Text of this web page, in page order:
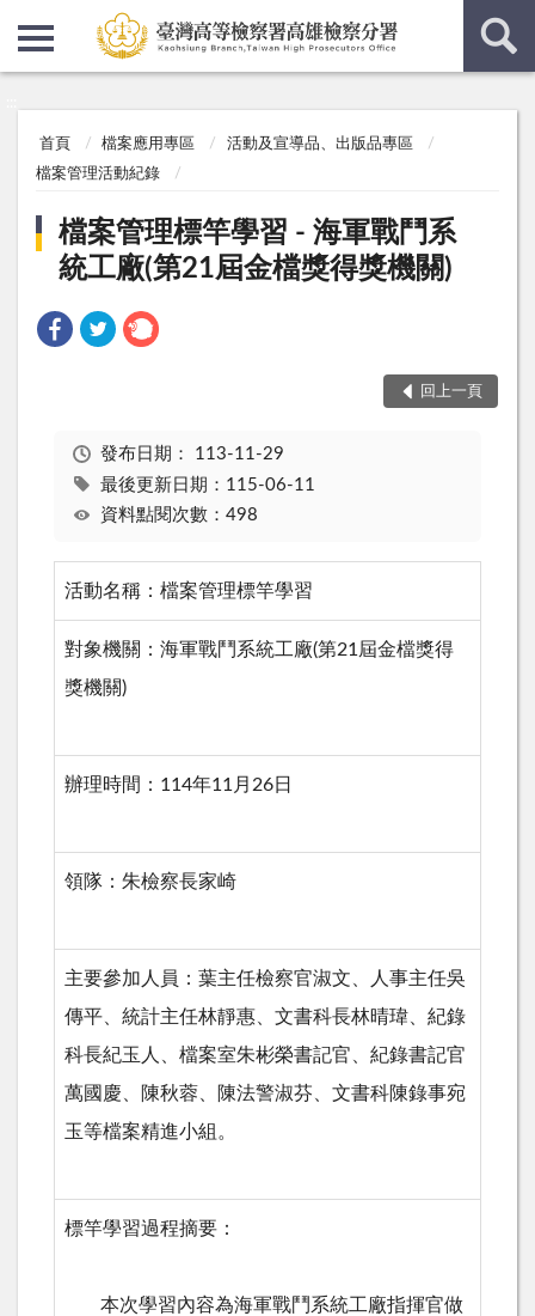
首頁 檔案應用專區
活動及宣導品、出版品專區
檔案管理活動紀錄
檔案管理標竿學習 - 海軍戰鬥系
統工廠(第21屆金檔獎得獎機關)
回上一頁
發布日期： 113-11-29
最後更新日期：115-06-11
資料點閱次數：498
活動名稱：檔案管理標竿學習
對象機關：海軍戰鬥系統工廠(第21 屆金檔獎得
獎機關)
辦理時間： 114年11 月 26日
領隊：朱檢察長家崎
主要參加人員：葉主任檢察官淑文、人事主任吳
傳平、統計主任林靜惠、文書科長林晴瑋、紀錄
科長紀玉人、檔案室朱彬榮書記官、紀錄書記官
萬國慶、陳秋蓉、陳法警淑芬、文書科陳錄事宛
玉等檔案精進小組。
標竿學習過程摘要：
本次學習內容為海軍戰鬥系統工廠指揮官做